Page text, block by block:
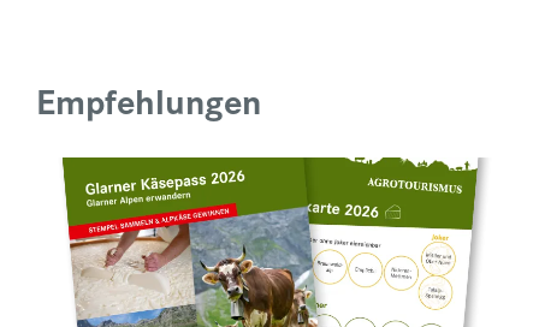
Empfehlungen